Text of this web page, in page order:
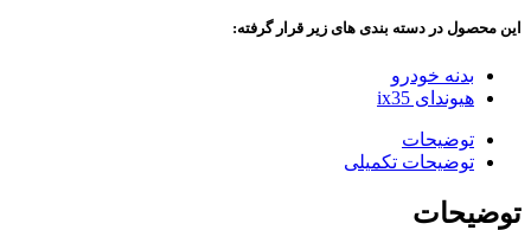
این محصول در دسته بندی های زیر قرار گرفته:
بدنه خودرو
هیوندای ix35
توضیحات
توضیحات تکمیلی
توضیحات